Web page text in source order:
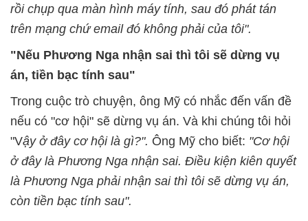
rồi chụp qua màn hình máy tính, sau đó phát tán
trên mạng chứ email đó không phải của tôi".
"Nếu Phương Nga nhận sai thì tôi sẽ dừng vụ
án, tiền bạc tính sau"
Trong cuộc trò chuyện, ông Mỹ có nhắc đến vấn đề
nếu có "cơ hội" sẽ dừng vụ án. Và khi chúng tôi hỏi
"Vậy ở đây cơ hội là gì?". Ông Mỹ cho biết: "Cơ hội
ở đây là Phương Nga nhận sai. Điều kiện kiên quyết
là Phương Nga phải nhận sai thì tôi sẽ dừng vụ án,
còn tiền bạc tính sau".